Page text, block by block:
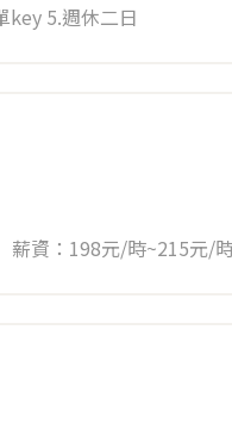
1.熟倉管及物流管理 與ERP系統者佳 2.揀貨 . 出貨 3.驗收商品入庫，整理倉庫 . 4.進貨單key 5.週休二日